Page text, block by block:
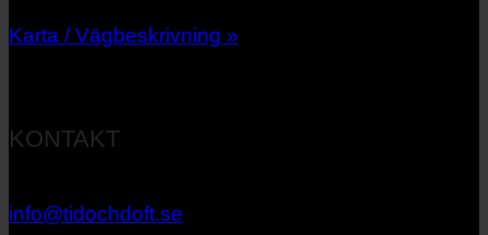
Karta / Vägbeskrivning »
KONTAKT
info@tidochdoft.se